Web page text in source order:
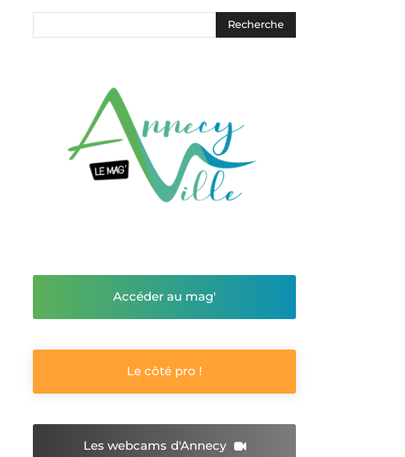
Accéder au mag'
Le côté pro !
Les webcams d'Annecy